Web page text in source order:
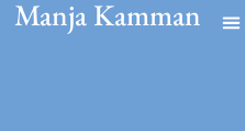
Manja Kamman